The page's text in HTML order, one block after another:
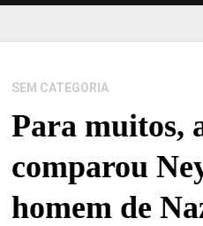
SEM CATEGORIA
Para muitos,
comparou
homem de